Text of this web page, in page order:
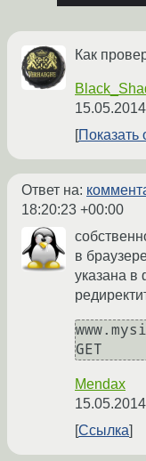
Как
Показать
Ответ на:
18:20:23 +00:00
в
указана в
GET
Mendax
Ссылка